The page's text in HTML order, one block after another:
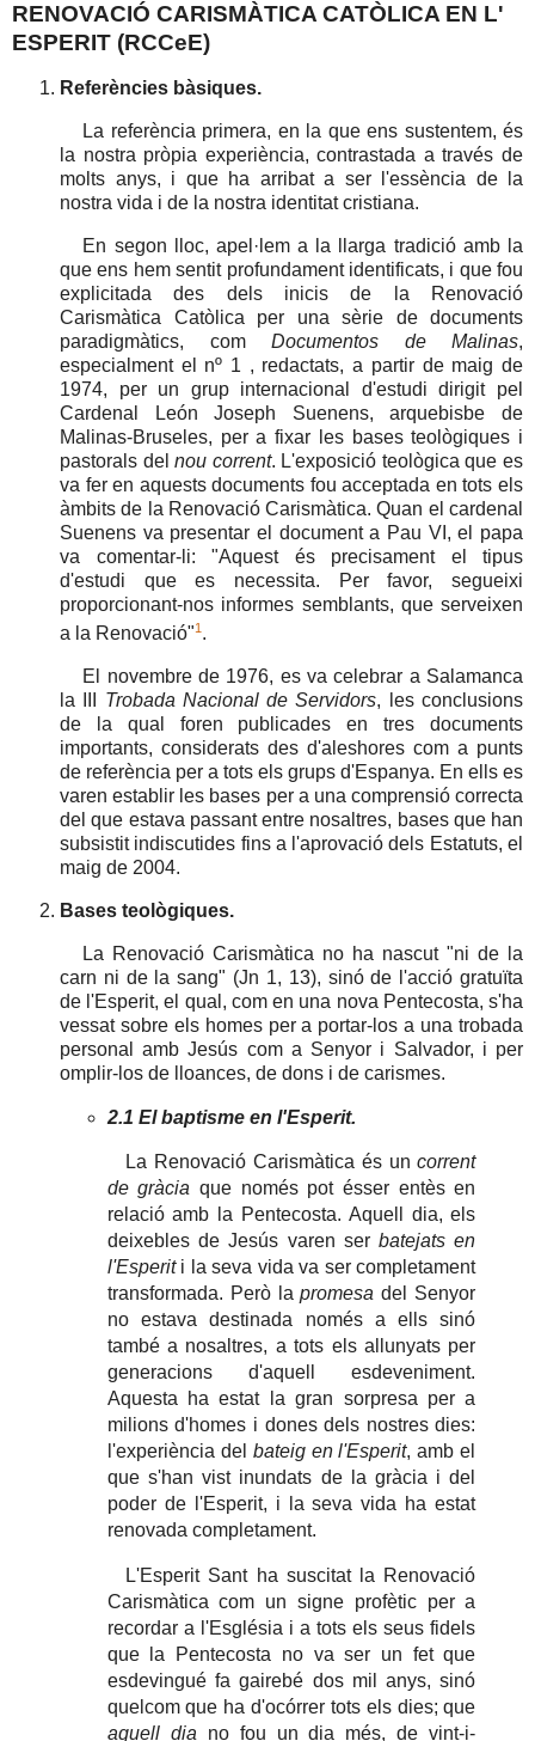
RENOVACIÓ CARISMÀTICA CATÒLICA EN L'
ESPERIT (RCCeE)
Referències bàsiques.
La referència primera, en la que ens sustentem, és
la nostra pròpia experiència, contrastada a través de
molts anys, i que ha arribat a ser l'essència de la
nostra vida i de la nostra identitat cristiana.
En segon lloc, apel·lem a la llarga tradició amb la
que ens hem sentit profundament identificats, i que fou
explicitada des dels inicis de la Renovació
Carismàtica Catòlica per una sèrie de documents
paradigmàtics, com Documentos de Malinas,
especialment el nº 1 , redactats, a partir de maig de
1974, per un grup internacional d'estudi dirigit pel
Cardenal León Joseph Suenens, arquebisbe de
Malinas-Bruseles, per a fixar les bases teològiques i
pastorals delnou corrent. L'exposició teològica que es
va fer en aquests documents fou acceptada en tots els
àmbits de la Renovació Carismàtica. Quan el cardenal
Suenens va presentar el document a Pau VI, el papa
va comentar-li: "Aquest és precisament el tipus
d'estudi que es necessita. Per favor, segueixi
proporcionant-nos informes semblants, que serveixen
a la Renovació"1 .
El novembre de 1976, es va celebrar a Salamanca
la III
Trobada Nacional de Servidors, les conclusions
de la qual foren publicades en tres documents
importants, considerats des d'aleshores com a punts
de referència per a tots els grups d'Espanya. En ells es
varen establir les bases per a una comprensió correcta
del que estava passant entre nosaltres, bases que han
subsistit indiscutides fins a l'aprovació dels Estatuts, el
maig de 2004.
Bases teològiques.
La Renovació Carismàtica no ha nascut "ni de la
carn ni de la sang" (Jn 1, 13), sinó de l'acció gratuïta
de l'Esperit, el qual, com en una nova Pentecosta, s'ha
vessat sobre els homes per a portar-los a una trobada
personal amb Jesús com a Senyor i Salvador, i per
omplir-los de lloances, de dons i de carismes.
2.1 El baptisme en l'Esperit.
La Renovació Carismàtica és uncorrent
de gràcia que només pot ésser entès en
relació amb la Pentecosta. Aquell dia, els
deixebles de Jesús varen serbatejats en
l'Esperit i la seva vida va ser completament
transformada. Però lapromesa del Senyor
no estava destinada només a ells sinó
també a nosaltres, a tots els allunyats per
generacions d'aquell esdeveniment.
Aquesta ha estat la gran sorpresa per a
milions d'homes i dones dels nostres dies:
l'experiència del bateig en l'Esperit, amb el
que s'han vist inundats de la gràcia i del
poder de l'Esperit, i la seva vida ha estat
renovada completament.
L'Esperit Sant ha suscitat la Renovació
Carismàtica com un signe profètic per a
recordar a l'Església i a tots els seus fidels
que la Pentecosta no va ser un fet que
esdevingué fa gairebé dos mil anys, sinó
quelcom que ha d'ocórrer tots els dies; que
aquell dia no fou un dia més, de vint-i-